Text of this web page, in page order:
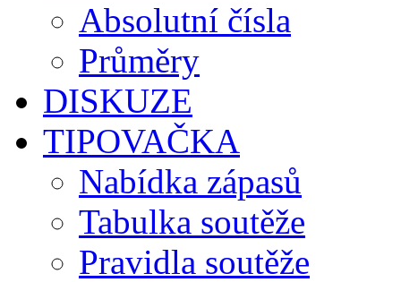
Absolutní čísla
Průměry
DISKUZE
TIPOVAČKA
Nabídka zápasů
Tabulka soutěže
Pravidla soutěže